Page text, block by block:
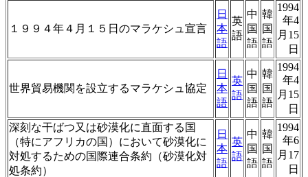
１９９４年４月１５日のマラケシュ宣言
日
本
語
英
語
中
国
語
韓
国
語
1994
年4
月15
日
世界貿易機関を設立するマラケシュ協定
日
本
語
英
語
中
国
語
韓
国
語
1994
年4
月15
日
深刻な干ばつ又は砂漠化に直面する国
（特にアフリカの国）において砂漠化に
対処するための国際連合条約（砂漠化対
処条約）
日
本
語
英
語
中
国
語
韓
国
語
1994
年6
月17
日